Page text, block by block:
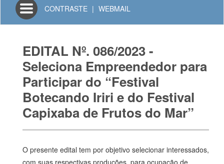
Toggle
navigation
CONTRASTE | WEBMAIL
EDITAL Nº. 086/2023 -
Seleciona Empreendedor para
Participar do “Festival
Botecando Iriri e do Festival
Capixaba de Frutos do Mar”
O presente edital tem por objetivo selecionar interessados,